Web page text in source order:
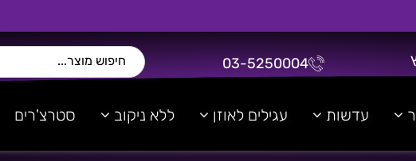
03-5250004
עדשות עגילים לאוזן ללא ניקוב סטרצ'רים